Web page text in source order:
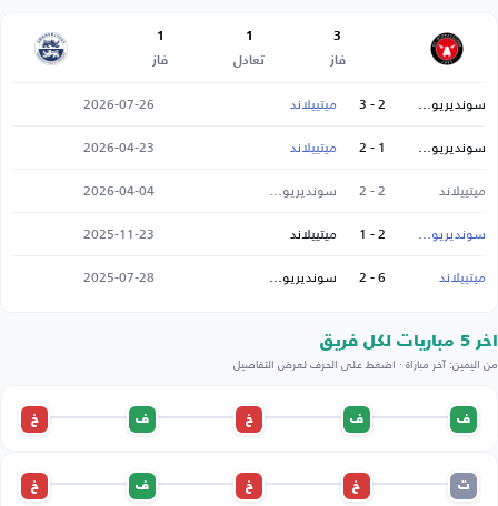
3
فاز
1
تعادل
1
فاز
سونديريوسك 2 - 3 ميتييلاند
2026-07-26
سونديريوسك
1 - 2 ميتييلاند
2026-04-23
ميتييلاند
2 - 2 سونديريوسك
2026-04-04
سونديريوسك
2 - 1 ميتييلاند
2025-11-23
ميتييلاند
6 - 2 سونديريوسك 2025-07-28
اخر 5 مباريات لكل فريق
من اليمين: آخر مباراة · اضغط على الحرف لعرض التفاصيل
ف ف خ ف خ
ت خ خ ف خ